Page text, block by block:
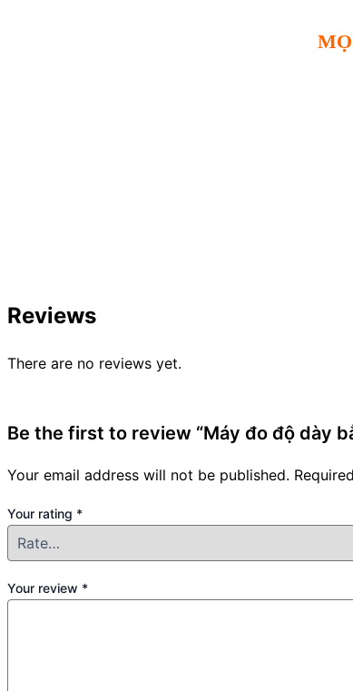
Reviews
There are no reviews yet.
Be the first to review “Máy đo độ dày
Your email address will not be published.
Your rating *
Your review *